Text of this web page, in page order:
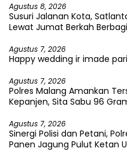
Agustus 8, 2026
Susuri Jalanan Kota,
Lewat Jumat Berkah Berbagi
Agustus 7, 2026
Happy wedding ir imade
Agustus 7, 2026
Polres Malang Amankan
Kepanjen, Sita Sabu 96
Agustus 7, 2026
Sinergi Polisi dan Petani,
Panen Jagung Pulut Ketan